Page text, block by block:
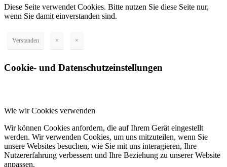
LinkedIn
Diese Seite verwendet Cookies. Bitte nutzen Sie diese Seite nur,
wenn Sie damit einverstanden sind.
Verstanden × ×
Cookie- und Datenschutzeinstellungen
Wie wir Cookies verwenden
Wir können Cookies anfordern, die auf Ihrem Gerät eingestellt
werden. Wir verwenden Cookies, um uns mitzuteilen, wenn Sie
unsere Websites besuchen, wie Sie mit uns interagieren, Ihre
Nutzererfahrung verbessern und Ihre Beziehung zu unserer Website
anpassen.